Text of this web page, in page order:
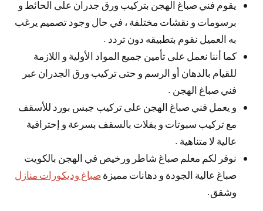
يقوم فني صباغ الهجن بتركيب ورق جدران على الحائط و
برسومات و نقشات مختلفة ، في حال وجود تصميم يرغب
به العميل نقوم بتطبيقه دون تردد .
كما أننا نعمل على تأمين جميع المواد الأولية و اللازمة
للقيام بالدهان أو الرسم و حتى تركيب ورق الجدران عبر
فني صباغ الهجن .
و يعمل فني صباغ الهجن على تركيب جبس بورد للأسقف
مع تركيب سبوتات و بفلات بالسقف بسرعة و إحترافية
عالية لا متناهية .
نوفر لكم معلم صباغ شاطر ورخيص في الهجن بالكويت
صباغ عالية الجودة و دهانات مميزةصباغ وديكورات منازل
وشقق.